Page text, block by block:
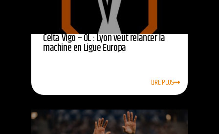
Celta Vigo – OL : Lyon veut relancer la
machine en Ligue Europa
LIRE PLUS